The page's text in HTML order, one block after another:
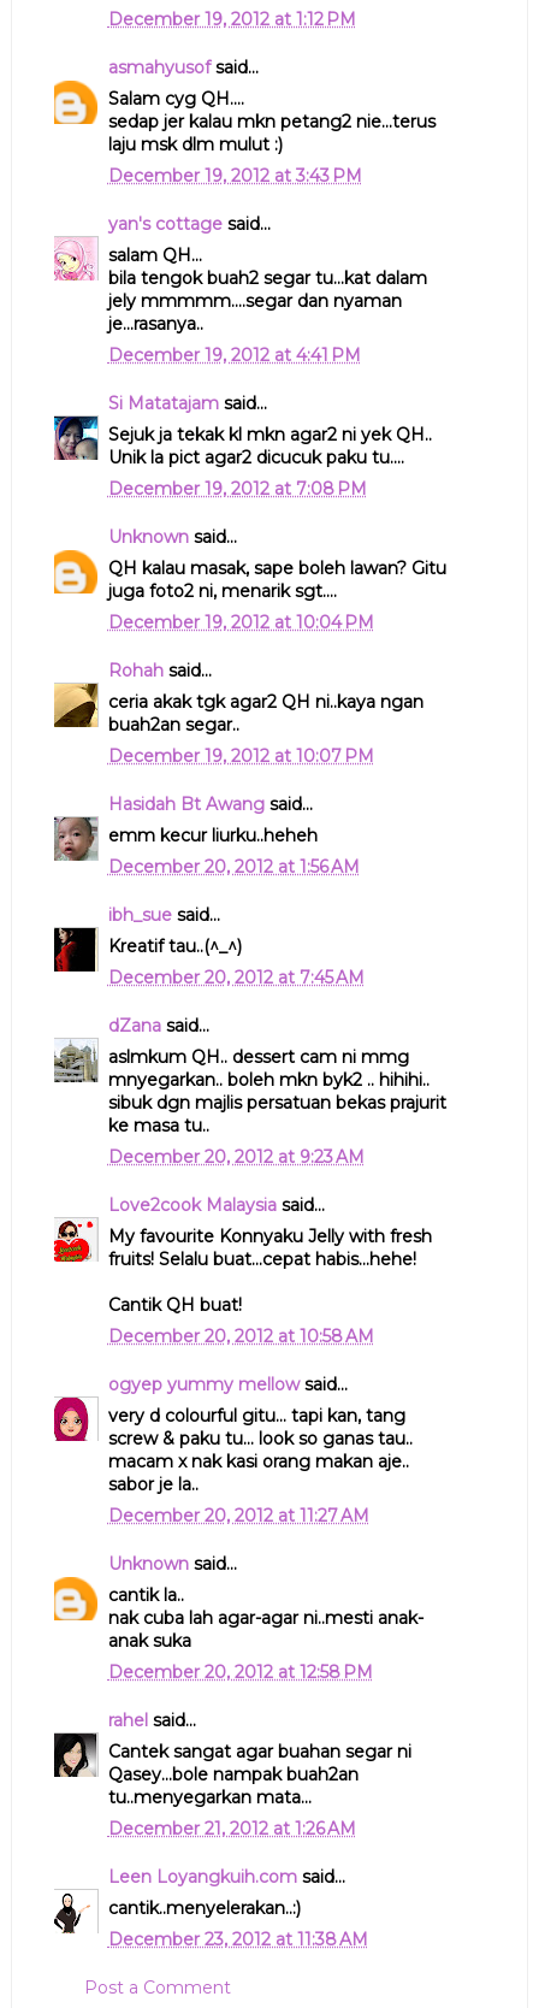
December 19, 2012 at 1:12 PM
asmahyusofsaid...
Salam cyg QH....
sedap jer kalau mkn petang2 nie...terus
laju msk dlm mulut :)
December 19, 2012 at 3:43 PM
yan's cottagesaid...
salam QH...
bila tengok buah2 segar tu...kat dalam
jely mmmmm....segar dan nyaman
je...rasanya..
December 19, 2012 at 4:41 PM
Si Matatajamsaid...
Sejuk ja tekak kl mkn agar2 ni yek QH..
Unik la pict agar2 dicucuk paku tu....
December 19, 2012 at 7:08 PM
Unknownsaid...
QH kalau masak, sape boleh lawan? Gitu
juga foto2 ni, menarik sgt....
December 19, 2012 at 10:04 PM
Rohahsaid...
ceria akak tgk agar2 QH ni..kaya ngan
buah2an segar..
December 19, 2012 at 10:07 PM
Hasidah Bt Awangsaid...
emm kecur liurku..heheh
December 20, 2012 at 1:56 AM
ibh_suesaid...
Kreatif tau..(^_^)
December 20, 2012 at 7:45 AM
dZanasaid...
aslmkum QH.. dessert cam ni mmg
mnyegarkan.. boleh mkn byk2 .. hihihi..
sibuk dgn majlis persatuan bekas prajurit
ke masa tu..
December 20, 2012 at 9:23 AM
Love2cook Malaysiasaid...
My favourite Konnyaku Jelly with fresh
fruits! Selalu buat...cepat habis...hehe!
Cantik QH buat!
December 20, 2012 at 10:58 AM
ogyep yummy mellowsaid...
very d colourful gitu... tapi kan, tang
screw & paku tu... look so ganas tau..
macam x nak kasi orang makan aje..
sabor je la..
December 20, 2012 at 11:27 AM
Unknownsaid...
cantik la..
nak cuba lah agar-agar ni..mesti anak-
anak suka
December 20, 2012 at 12:58 PM
rahelsaid...
Cantek sangat agar buahan segar ni
Qasey...bole nampak buah2an
tu..menyegarkan mata...
December 21, 2012 at 1:26 AM
Leen Loyangkuih.comsaid...
cantik..menyelerakan..:)
December 23, 2012 at 11:38 AM
Post a Comment